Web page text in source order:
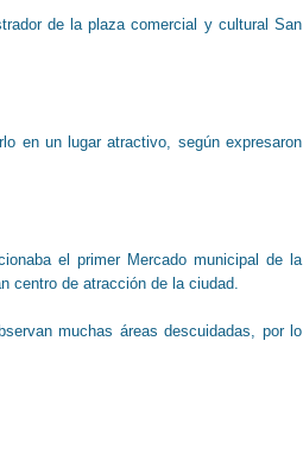
de la plaza comercial y cultural San
en un lugar atractivo, según expresaron
el primer Mercado municipal de la
centro de atracción de la ciudad.
muchas áreas descuidadas, por lo